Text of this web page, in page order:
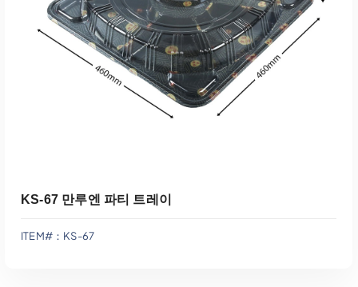
KS-67 만루엔 파티 트레이
ITEM#：KS-67